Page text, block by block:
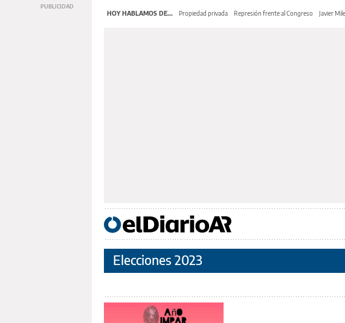
HOY HABLAMOS DE... Propiedad privada Represión frente al Congreso Javier
Elecciones 2023